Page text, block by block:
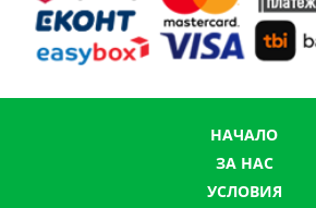
НАЧАЛО
ЗА НАС
УСЛОВИЯ